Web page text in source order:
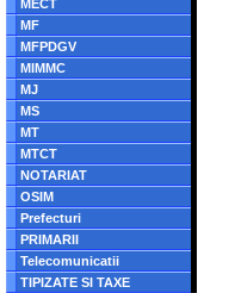
MECT
MF
MFPDGV
MIMMC
MJ
MS
MT
MTCT
NOTARIAT
OSIM
Prefecturi
PRIMARII
Telecomunicatii
TIPIZATE SI TAXE